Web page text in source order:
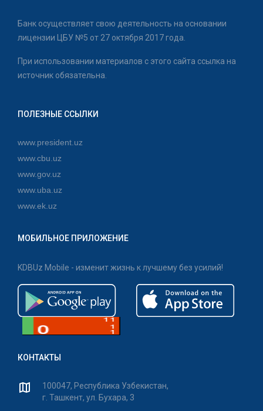
Банк осуществляет свою деятельность на основании
лицензии ЦБУ №5 от 27 октября 2017 года.
При использовании материалов с этого сайта ссылка на
источник обязательна.
ПОЛЕЗНЫЕ ССЫЛКИ
www.president.uz
www.cbu.uz
www.gov.uz
www.uba.uz
www.ek.uz
МОБИЛЬНОЕ ПРИЛОЖЕНИЕ
KDBUz Mobile - изменит жизнь к лучшему без усилий!
КОНТАКТЫ
100047, Республика Узбекистан,
г. Ташкент, ул. Бухара, 3